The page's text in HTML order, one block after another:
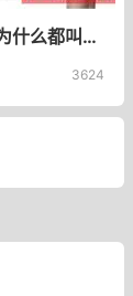
现在的耳机为什么都叫buds？为什么如今耳机多以“buds”命名？
3624